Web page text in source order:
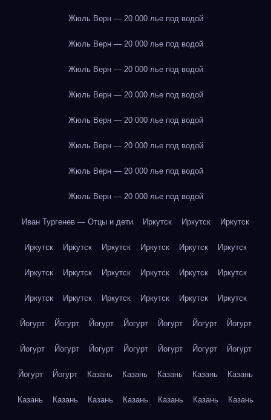
Жюль Верн — 20 000 лье под водой
Жюль Верн — 20 000 лье под водой
Жюль Верн — 20 000 лье под водой
Жюль Верн — 20 000 лье под водой
Жюль Верн — 20 000 лье под водой
Жюль Верн — 20 000 лье под водой
Жюль Верн — 20 000 лье под водой
Жюль Верн — 20 000 лье под водой
Иван Тургенев — Отцы и дети Иркутск Иркутск Иркутск
Иркутск Иркутск Иркутск Иркутск Иркутск Иркутск
Иркутск Иркутск Иркутск Иркутск Иркутск Иркутск
Иркутск Иркутск Иркутск Иркутск Иркутск Иркутск
Йогурт Йогурт Йогурт Йогурт Йогурт Йогурт Йогурт
Йогурт Йогурт Йогурт Йогурт Йогурт Йогурт Йогурт
Йогурт Йогурт Казань Казань Казань Казань Казань
Казань Казань Казань Казань Казань Казань Казань